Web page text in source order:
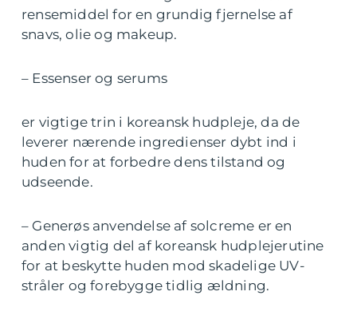
rensemiddel for en grundig fjernelse af
snavs, olie og makeup.
– Essenser og serums
er vigtige trin i koreansk hudpleje, da de
leverer nærende ingredienser dybt ind i
huden for at forbedre dens tilstand og
udseende.
– Generøs anvendelse af solcreme er en
anden vigtig del af koreansk hudplejerutine
for at beskytte huden mod skadelige UV-
stråler og forebygge tidlig ældning.